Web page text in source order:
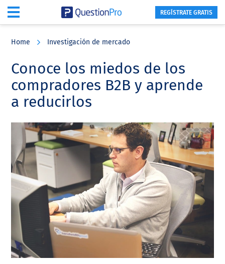
content
sidebar
REGÍSTRATE GRATIS
Home Investigación de mercado
Conoce los miedos de los
compradores B2B y aprende
a reducirlos